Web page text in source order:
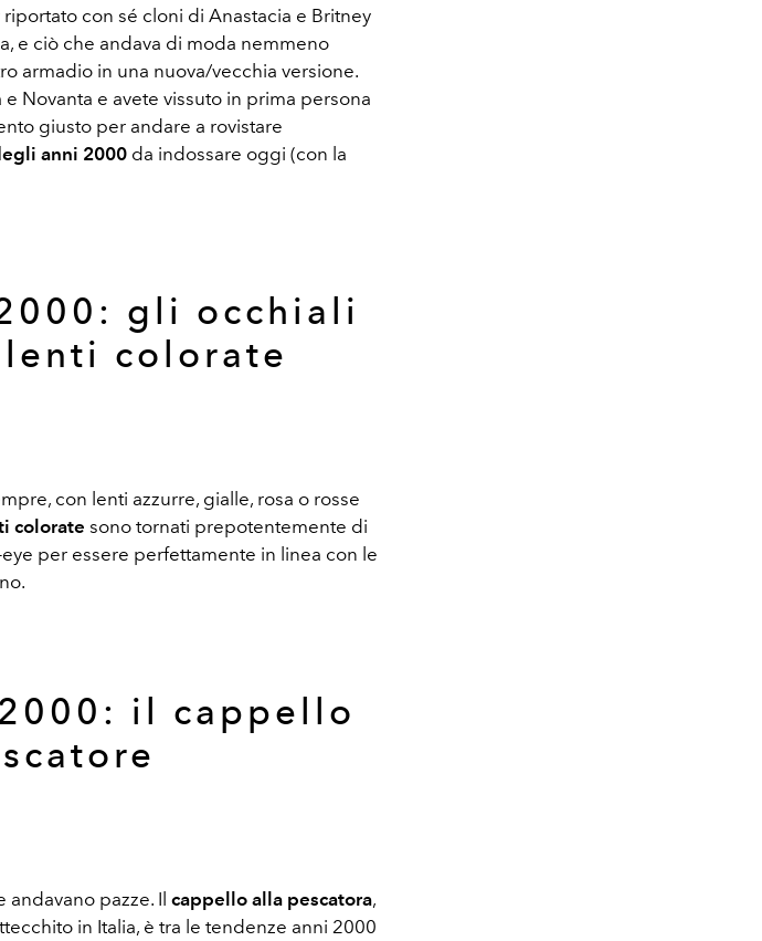
con sé cloni di Anastacia e Britney
e ciò che andava di moda nemmeno
armadio in una nuova/vecchia versione.
Novanta e avete vissuto in prima persona
giusto per andare a rovistare
anni 2000 da indossare oggi (con la
gli occhiali
colorate
con lenti azzurre, gialle, rosa o rosse
colorate sono tornati prepotentemente di
per essere perfettamente in linea con le
il cappello
andavano pazze. Il cappello alla pescatora,
in Italia, è tra le tendenze anni 2000